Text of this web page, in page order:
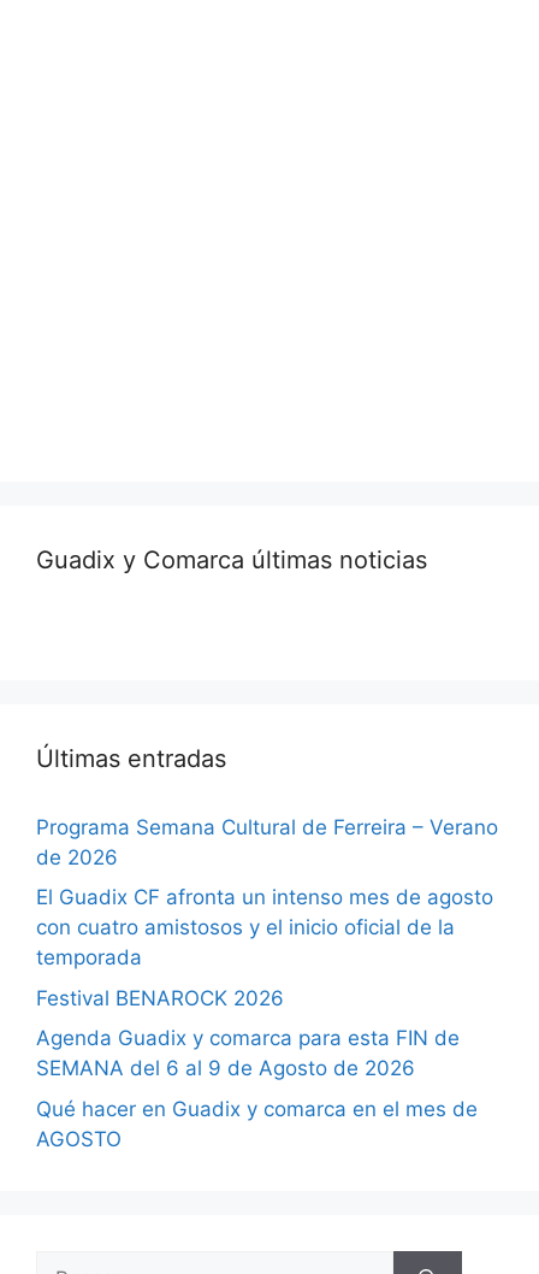
Guadix y Comarca últimas noticias
Últimas entradas
Programa Semana Cultural de Ferreira – Verano
de 2026
El Guadix CF afronta un intenso mes de agosto
con cuatro amistosos y el inicio oficial de la
temporada
Festival BENAROCK 2026
Agenda Guadix y comarca para esta FIN de
SEMANA del 6 al 9 de Agosto de 2026
Qué hacer en Guadix y comarca en el mes de
AGOSTO